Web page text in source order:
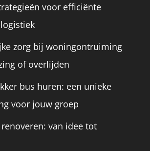
voor efficiënte
zorg bij woningontruiming
of overlijden
bus huren: een unieke
voor jouw groep
van idee tot